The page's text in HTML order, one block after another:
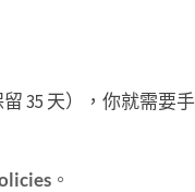
35 天），你就需要
。